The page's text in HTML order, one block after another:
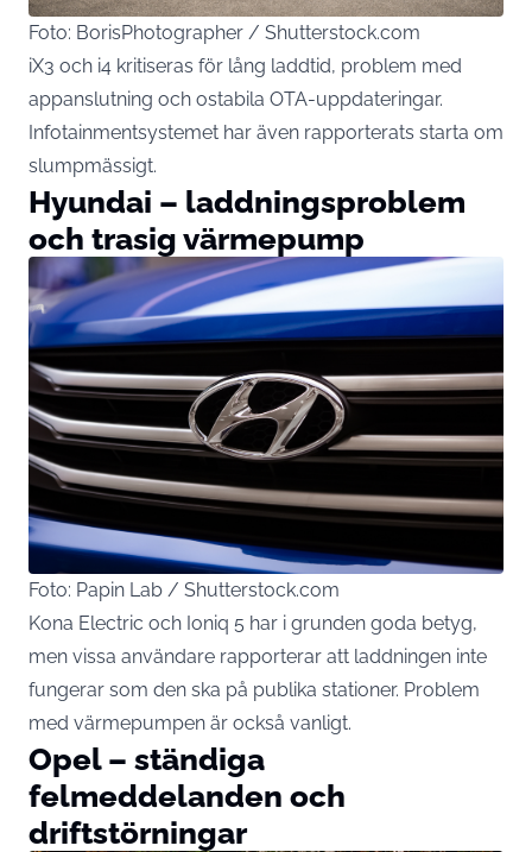
Foto: BorisPhotographer / Shutterstock.com
iX3 och i4 kritiseras för lång laddtid, problem med
appanslutning och ostabila OTA-uppdateringar.
Infotainmentsystemet har även rapporterats starta om
slumpmässigt.
Hyundai – laddningsproblem
och trasig värmepump
Foto: Papin Lab / Shutterstock.com
Kona Electric och Ioniq 5 har i grunden goda betyg,
men vissa användare rapporterar att laddningen inte
fungerar som den ska på publika stationer. Problem
med värmepumpen är också vanligt.
Opel – ständiga
felmeddelanden och
driftstörningar